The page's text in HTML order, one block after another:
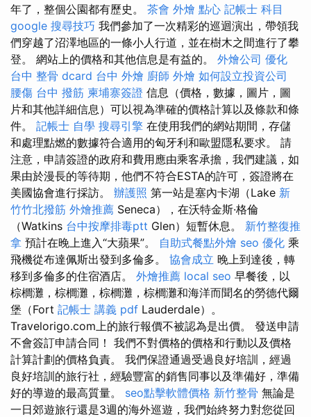
年了，整個公園都有歷史。 茶會 外燴 點心 記帳士 科目
google 搜尋技巧 我們參加了一次精彩的巡迴演出，帶領我
們穿越了沼澤地區的一條小人行道，並在樹木之間進行了攀
登。 網站上的價格和其他信息是有益的。 外燴公司 優化
台中 整骨 dcard 台中 外燴 廚師 外燴 如何設立投資公司
腰傷 台中 撥筋 柬埔寨簽證 信息（價格，數據，圖片，圖
片和其他詳細信息）可以視為準確的價格計算以及條款和條
件。 記帳士 自學 搜尋引擎 在使用我們的網站期間，存儲
和處理點燃的數據符合適用的匈牙利和歐盟隱私要求。 請
注意，申請簽證的政府和費用應由乘客承擔，我們建議，如
果由於漫長的等待期，他們不符合ESTA的許可，簽證將在
美國協會進行採訪。 辦護照 第一站是塞內卡湖（Lake 新
竹竹北撥筋 外燴推薦 Seneca），在沃特金斯·格倫
（Watkins 台中按摩排毒ptt Glen）短暫休息。 新竹整復推
拿 預計在晚上進入“大蘋果”。 自助式餐點外燴 seo 優化 乘
飛機從布達佩斯出發到多倫多。 協會成立 晚上到達後，轉
移到多倫多的住宿酒店。 外燴推薦 local seo 早餐後，以
棕櫚灘，棕櫚灘，棕櫚灘，棕櫚灘和海洋而聞名的勞德代爾
堡（Fort 記帳士 講義 pdf Lauderdale）。
Travelorigo.com上的旅行報價不被認為是出價。 發送申請
不會簽訂申請合同！ 我們不對價格的價格和行動以及價格
計算計劃的價格負責。 我們保證通過受過良好培訓，經過
良好培訓的旅行社，經驗豐富的銷售同事以及準備好，準備
好的導遊的最高質量。 seo點擊軟體價格 新竹整骨 無論是
一日郊遊旅行還是3週的海外巡遊，我們始終努力對您從回